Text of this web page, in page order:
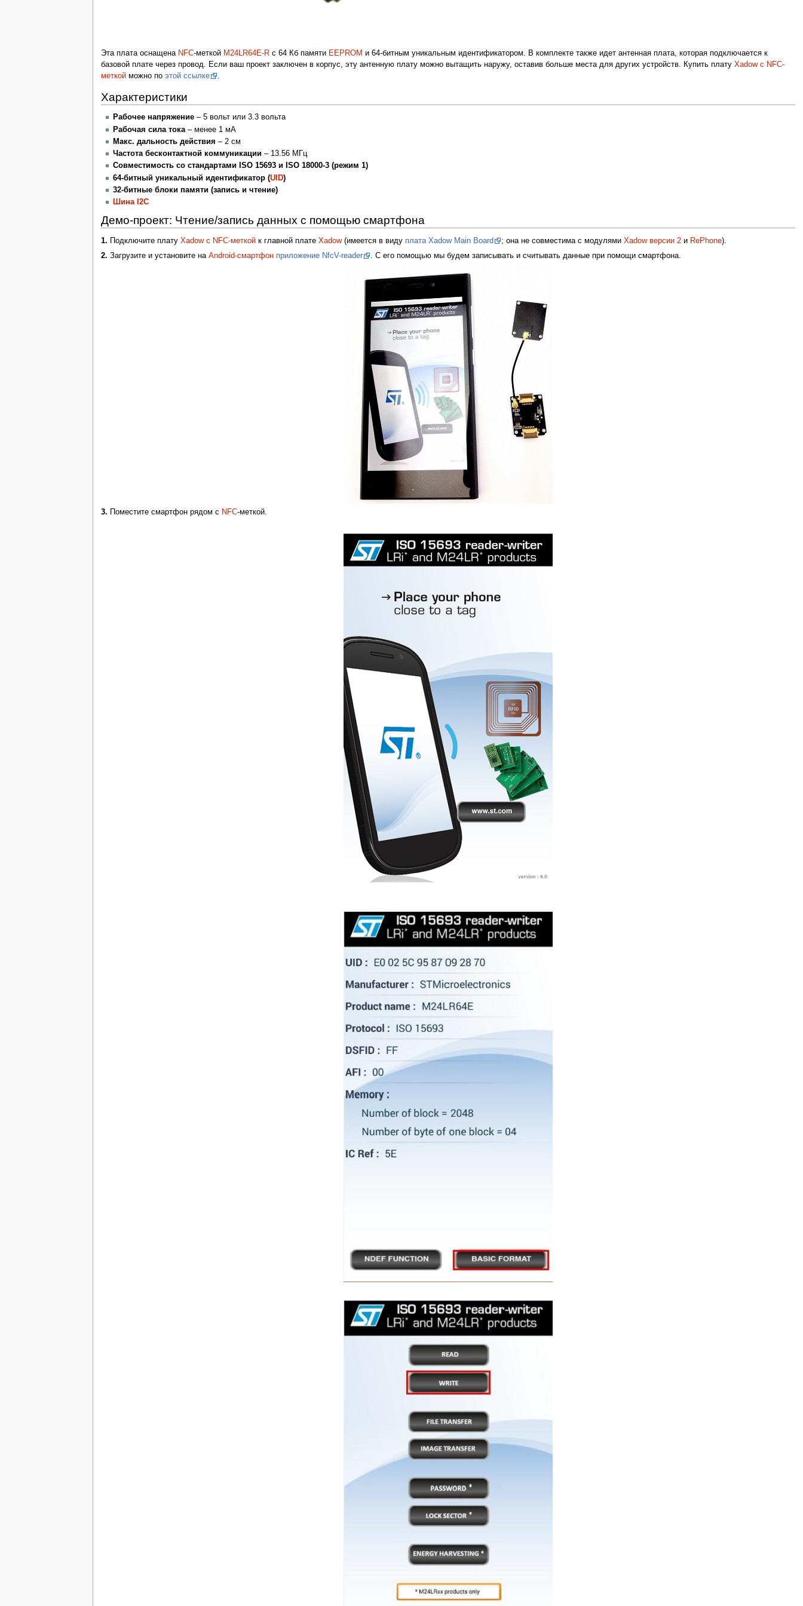
Эта плата оснащена NFC-меткой M24LR64E-Rc 64 Кб памяти EEPROM и 64-битным уникальным идентификатором. В комплекте также идет антенная плата, которая подключается к
базовой плате через провод. Если ваш проект заключен в корпус, эту антенную плату можно вытащить наружу, оставив больше места для других устройств. Купить плату Xadow с NFC-
меткойможно по этой ссылке
Характеристики
Рабочее напряжение– 5 вольт или 3.3 вольта
Рабочая сила тока– менее 1 мА
Макс. дальность действия – 2 см
Частота бесконтактной коммуникации– 13.56 МГц
Совместимость со стандартами ISO 15693 и ISO 18000-3 (режим 1)
64-битный уникальный идентификатор (UID)
32-битные блоки памяти (запись и чтение)
Шина I2C
Демо-проект: Чтение/запись данных с помощью смартфона
1. Подключите плату Xadow с NFC-меткойк главной плате Xadow(имеется в виду плата Xadow Main Board ; она не совместима с модулями Xadow версии 2и RePhone).
2. Загрузите и установите на Android-смартфон приложение NfcV-reader . С его помощью мы будем записывать и считывать данные при помощи смартфона.
3. Поместите смартфон рядом с NFC-меткой.